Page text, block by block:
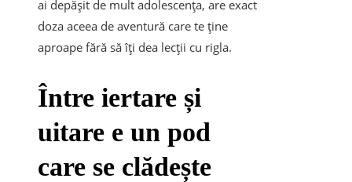
ai depășit de mult adolescența, are exact
doza aceea de aventură care te ține
aproape fără să îți dea lecții cu rigla.
Între iertare și
uitare e un pod
care se clădește